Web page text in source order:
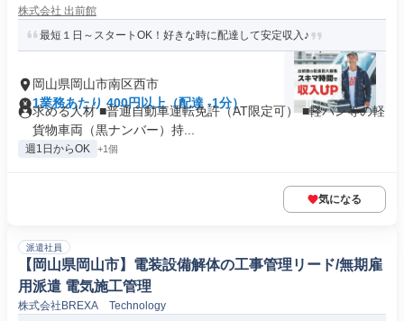
株式会社 出前館
最短１日～スタートOK！好きな時に配達して安定収入♪
岡山県岡山市南区西市
1業務あたり 400円以上（配達 -1分）
求める人材 ■普通自動車運転免許（AT限定可） ■軽バン等の軽
貨物車両（黒ナンバー）持...
週1日からOK +1個
気になる
派遣社員
【岡山県岡山市】電装設備解体の工事管理リード/無期雇
用派遣 電気施工管理
株式会社BREXA Technology